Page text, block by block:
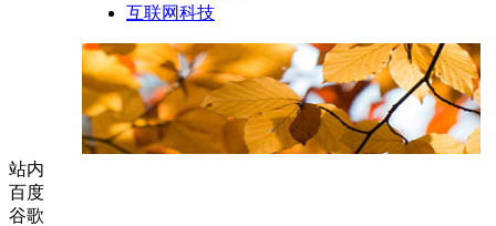
互联网科技
站内
百度
谷歌